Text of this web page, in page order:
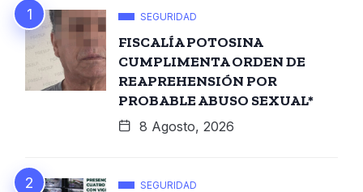
SEGURIDAD
FISCALÍA POTOSINA
CUMPLIMENTA ORDEN DE
REAPREHENSIÓN POR
PROBABLE ABUSO SEXUAL*
8 Agosto, 2026
SEGURIDAD